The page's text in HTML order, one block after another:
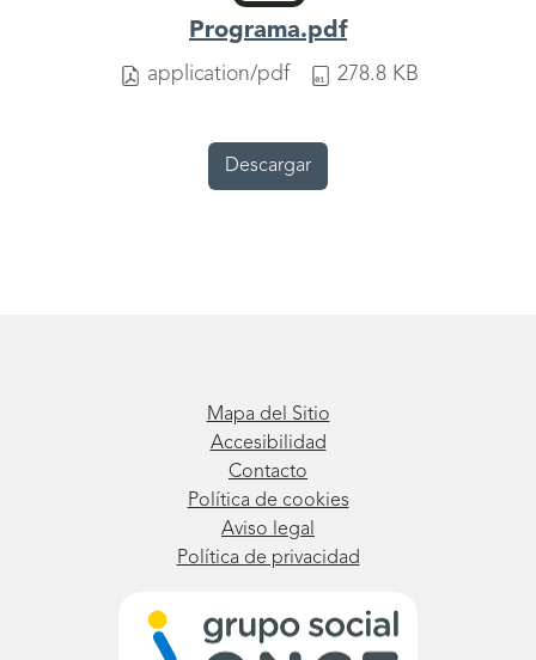
Programa.pdf
application/pdf 278.8 KB
Descargar
Mapa del Sitio
Accesibilidad
Contacto
Política de cookies
Aviso legal
Política de privacidad